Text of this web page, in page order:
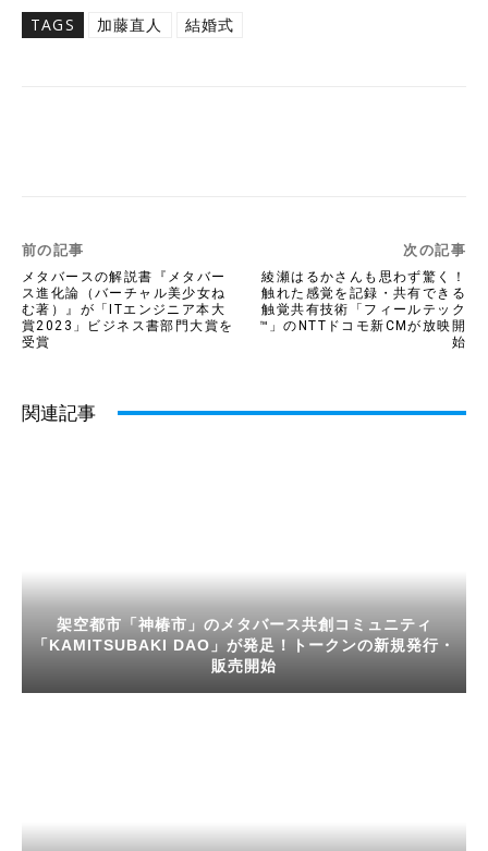
TAGS 加藤直人 結婚式
前の記事
メタバースの解説書『メタバー
ス進化論（バーチャル美少女ね
む著）』が「ITエンジニア本大
賞2023」ビジネス書部門大賞を
受賞
次の記事
綾瀬はるかさんも思わず驚く！
触れた感覚を記録・共有できる
触覚共有技術「フィールテック
™️」のNTTドコモ新CMが放映開
始
関連記事
架空都市「神椿市」のメタバース共創コミュニティ
「KAMITSUBAKI DAO」が発足！トークンの新規発行・
販売開始